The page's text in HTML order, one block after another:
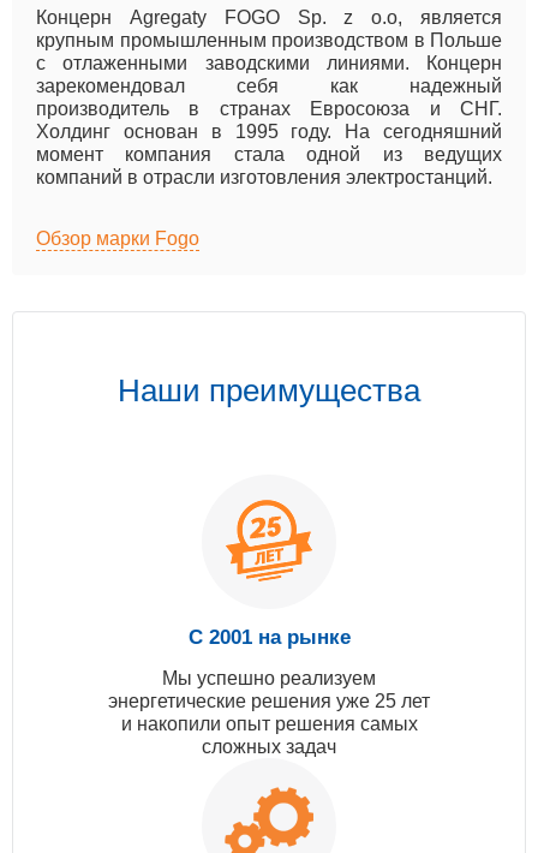
Концерн Agregaty FOGO Sp. z o.o, является
крупным промышленным производством в Польше
с отлаженными заводскими линиями. Концерн
зарекомендовал себя как надежный
производитель в странах Евросоюза и СНГ.
Холдинг основан в 1995 году. На сегодняшний
момент компания стала одной из ведущих
компаний в отрасли изготовления электростанций.
Обзор марки Fogo
Наши преимущества
С 2001 на рынке
Мы успешно реализуем
энергетические решения уже 25 лет
и накопили опыт решения самых
сложных задач